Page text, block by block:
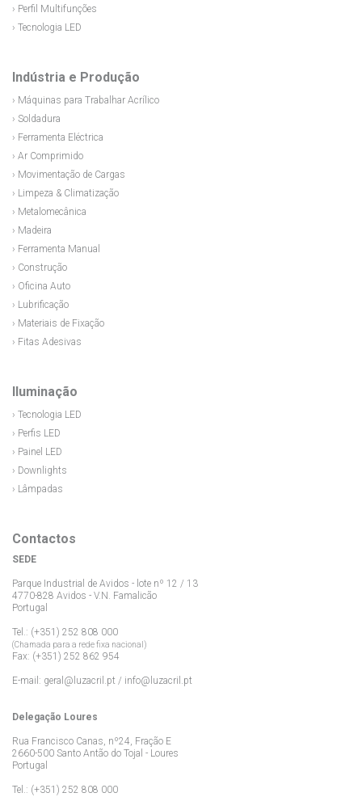
› Perfil Multifunções
› Tecnologia LED
Indústria e Produção
› Máquinas para Trabalhar Acrílico
› Soldadura
› Ferramenta Eléctrica
› Ar Comprimido
› Movimentação de Cargas
› Limpeza & Climatização
› Metalomecânica
› Madeira
› Ferramenta Manual
› Construção
› Oficina Auto
› Lubrificação
› Materiais de Fixação
› Fitas Adesivas
Iluminação
› Tecnologia LED
› Perfis LED
› Painel LED
› Downlights
› Lâmpadas
Contactos
SEDE
Parque Industrial de Avidos - lote nº 12 / 13
4770-828 Avidos - V.N. Famalicão
Portugal
Tel.: (+351) 252 808 000
(Chamada para a rede fixa nacional)
Fax: (+351) 252 862 954
E-mail: geral@luzacril.pt / info@luzacril.pt
Delegação Loures
Rua Francisco Canas, nº24, Fração E
2660-500 Santo Antão do Tojal - Loures
Portugal
Tel.: (+351) 252 808 000